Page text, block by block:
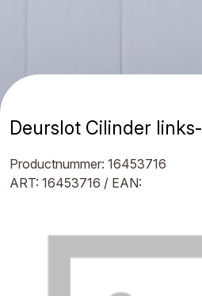
Deurslot Cilinder links-
Productnummer: 16453716
ART: 16453716 / EAN: